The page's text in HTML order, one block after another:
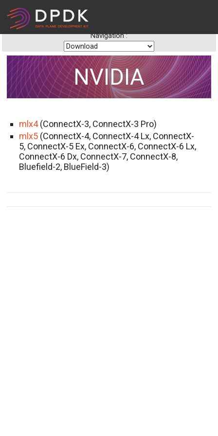
Navigation :
NVIDIA
mlx4(ConnectX-3, ConnectX-3 Pro)
mlx5(ConnectX-4, ConnectX-4 Lx, ConnectX-
5, ConnectX-5 Ex, ConnectX-6, ConnectX-6 Lx,
ConnectX-6 Dx, ConnectX-7, ConnectX-8,
Bluefield-2, BlueField-3)